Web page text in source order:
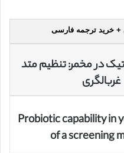
+ خرید ترجمه فارسی
در مخمر: تنظیم متد
غربالگری
Probiotic capability in
of a screening